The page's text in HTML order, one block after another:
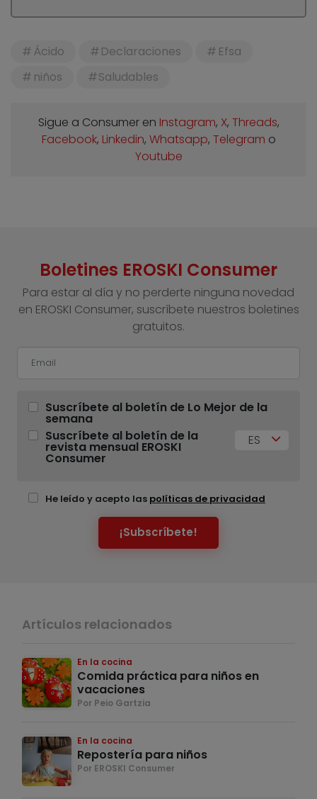
Ácido Declaraciones
Efsa
niños
Saludables
Sigue a Consumer en Instagram, X, Threads,
Facebook, Linkedin, Whatsapp, Telegram o
Youtube
Boletines EROSKI Consumer
Para estar al día y no perderte ninguna novedad
en EROSKI Consumer, suscríbete nuestros boletines
gratuitos.
Suscríbete al boletín de Lo Mejor de la
semana
Suscríbete al boletín de la
revista mensual EROSKI
Consumer
ES
He leído y acepto las políticas de privacidad
¡Subscríbete!
Artículos relacionados
En la cocina
Comida práctica para niños en
vacaciones
Por Peio Gartzia
En la cocina
Repostería para niños
Por EROSKI Consumer